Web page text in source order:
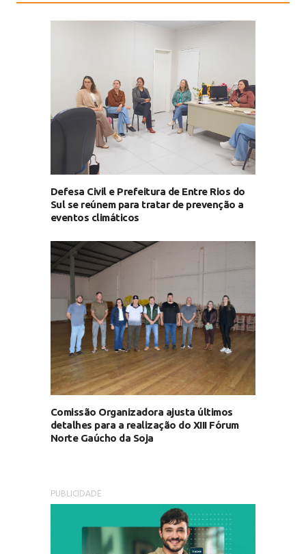
Defesa Civil e Prefeitura de Entre Rios do
Sul se reúnem para tratar de prevenção a
eventos climáticos
Comissão Organizadora ajusta últimos
detalhes para a realização do XIII Fórum
Norte Gaúcho da Soja
PUBLICIDADE